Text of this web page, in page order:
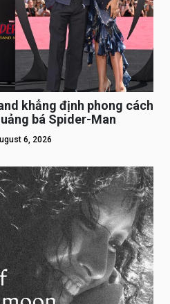
khẳng định phong cách
bá Spider-Man
6, 2026